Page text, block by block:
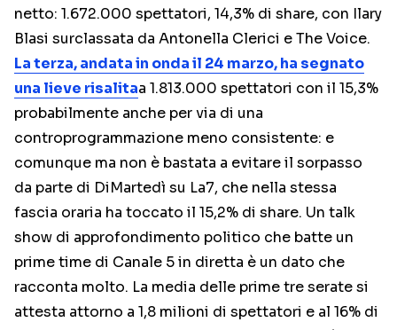
netto: 1.672.000 spettatori, 14,3% di share, con Ilary
Blasi surclassata da Antonella Clerici e The Voice.
La terza, andata in onda il 24 marzo, ha segnato
una lieve risalitaa 1.813.000 spettatori con il 15,3%
probabilmente anche per via di una
controprogrammazione meno consistente: e
comunque ma non è bastata a evitare il sorpasso
da parte di DiMartedì su La7, che nella stessa
fascia oraria ha toccato il 15,2% di share. Un talk
show di approfondimento politico che batte un
prime time di Canale 5 in diretta è un dato che
racconta molto. La media delle prime tre serate si
attesta attorno a 1,8 milioni di spettatori e al 16% di